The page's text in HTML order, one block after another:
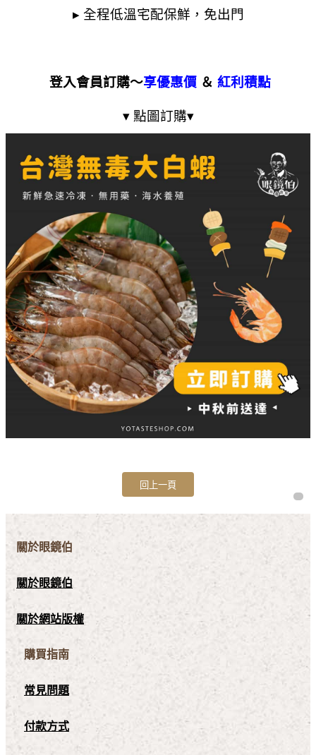
▸ 全程低溫宅配保鮮，免出門
登入會員訂購～享優惠價 ＆ 紅利積點
▾ 點圖訂購▾
關於眼鏡伯
關於眼鏡伯
關於網站版權
購買指南
常見問題
付款方式